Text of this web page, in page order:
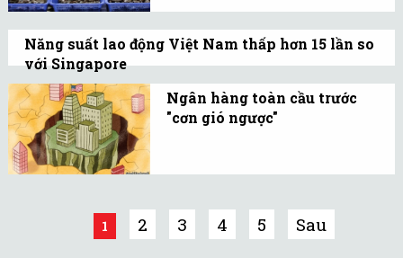
đáp ứng các quy định tiêu
chuẩn và yêu cầu kỹ
thuật.
Năng suất lao động Việt Nam thấp hơn 15 lần so
với Singapore
Năng suất lao động của Việt Nam thuộc
nhóm thấp nhất ở Châu Á - Thái Bình
Dương.
Ngân hàng toàn cầu trước
"cơn gió ngược"
toàn cầu trở nên rời rạc
hơn.
1 2 3 4 5 Sau